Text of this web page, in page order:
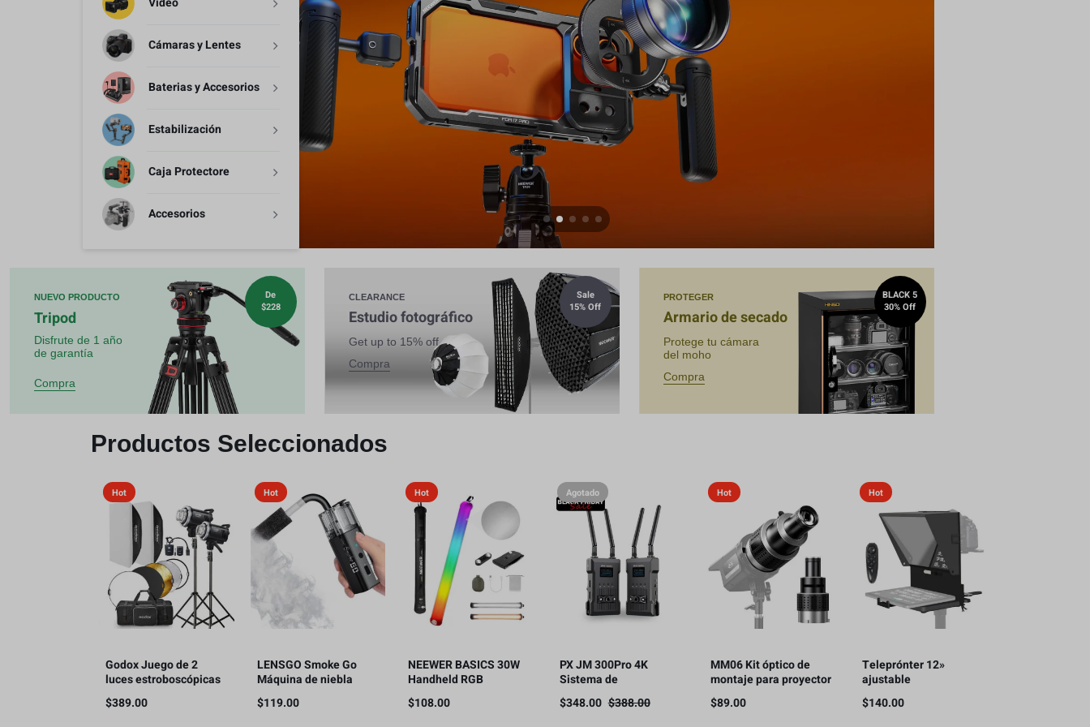
Cámaras y Lentes
Baterias y Accesorios
Estabilización
Caja Protectore
Accesorios
Estabilización
Caja Protectore
Accesorios
NUEVO PRODUCTO
Tripod
Disfrute de 1 año
de garantía
Compra
De
$228
CLEARANCE
Estudio fotográfico
Get up to 15% off
Compra
Sale
15% Off
PROTEGER
Armario de secado
Protege tu cámara
del moho
Compra
BLACK 5
30% Off
Productos Seleccionados
Hot
Godox Juego de 2
luces estroboscópicas
MS300V 600W para
estudio
$389.00
Hot
LENSGO Smoke Go
Máquina de niebla
portátil, con
nebulizador de control
$119.00
Hot
NEEWER BASICS 30W
Handheld RGB
Leuchtstab
35,5″/90cm, 5000mAh
$108.00
Agotado
PX JM 300Pro 4K
Sistema de
transmisión de video
inalámbrico,
$388.00
$348.00
Hot
MM06 Kit óptico de
montaje para proyector
Snoot Bowens con 5
colores de Gobos y 35
$89.00
Hot
Teleprónter 12»
ajustable
iPad/camara/teléfono
inteligente
$140.00